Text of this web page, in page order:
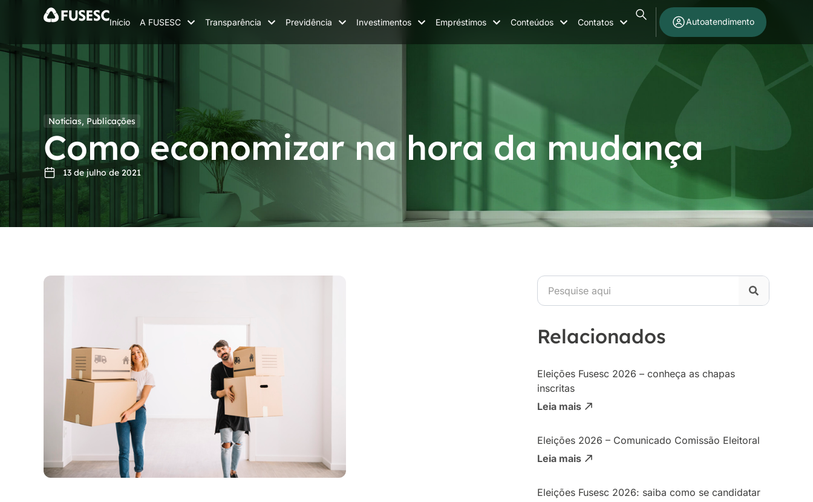
Início A FUSESC Transparência Previdência Investimentos Empréstimos Conteúdos Contatos Autoatendimento
Notícias, Publicações
Como economizar na hora da mudança
13 de julho de 2021
Relacionados
Eleições Fusesc 2026 – conheça as chapas
inscritas
Leia mais
Eleições 2026 – Comunicado Comissão Eleitoral
Leia mais
Eleições Fusesc 2026: saiba como se candidatar